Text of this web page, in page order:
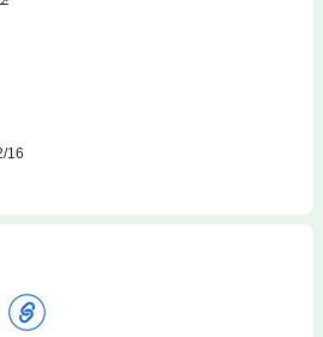
16